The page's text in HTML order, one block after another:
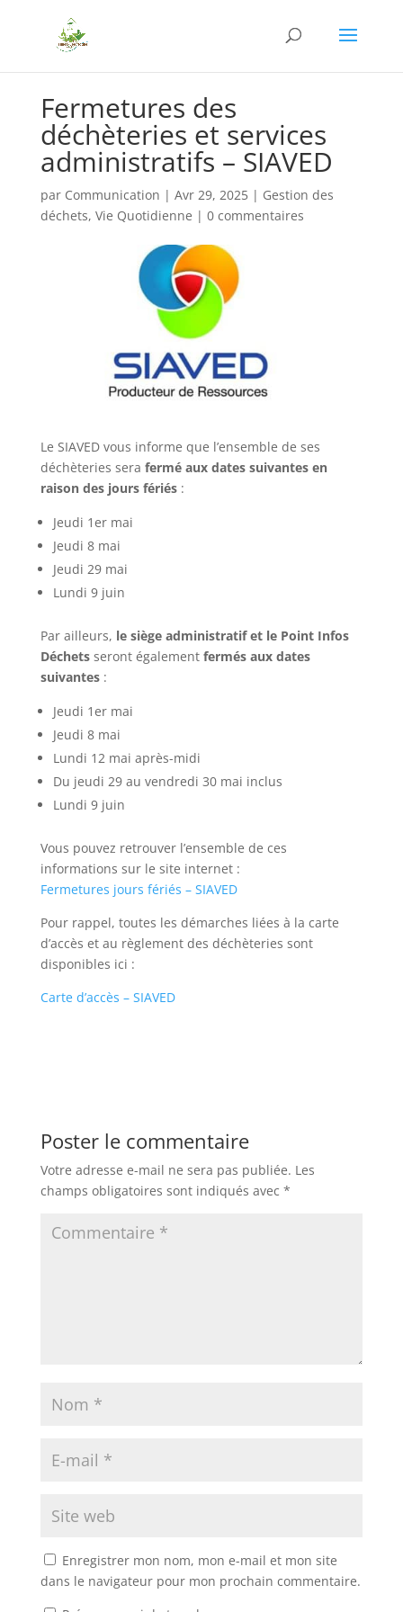
Fermetures des
déchèteries et services
administratifs – SIAVED
par Communication | Avr 29, 2025| Gestion des
déchets, Vie Quotidienne | 0 commentaires
Le SIAVED vous informe que l’ensemble de ses
déchèteries sera fermé aux dates suivantes en
raison des jours fériés:
Jeudi 1er mai
Jeudi 8 mai
Jeudi 29 mai
Lundi 9 juin
Par ailleurs, le siège administratif et le Point Infos
Déchetsseront également fermés aux dates
suivantes:
Jeudi 1er mai
Jeudi 8 mai
Lundi 12 mai après-midi
Du jeudi 29 au vendredi 30 mai inclus
Lundi 9 juin
Vous pouvez retrouver l’ensemble de ces
informations sur le site internet :
Fermetures jours fériés – SIAVED
Pour rappel, toutes les démarches liées à la carte
d’accès et au règlement des déchèteries sont
disponibles ici :
Carte d’accès – SIAVED
Poster le commentaire
Votre adresse e-mail ne sera pas publiée. Les
champs obligatoires sont indiqués avec *
Enregistrer mon nom, mon e-mail et mon site
dans le navigateur pour mon prochain commentaire.